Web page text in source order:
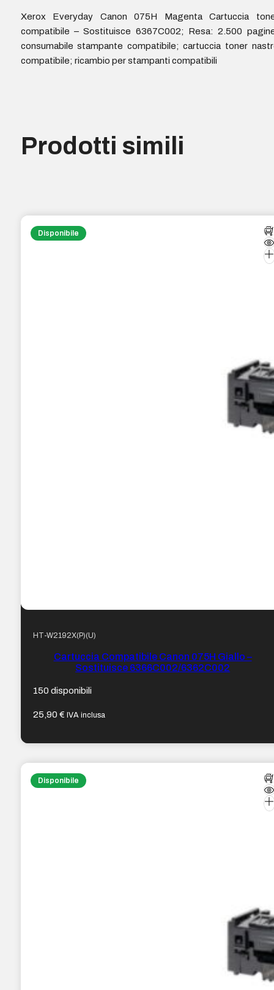
Xerox Everyday Canon 075H Magenta Cartuccia
compatibile – Sostituisce 6367C002; Resa: 2.500
consumabile stampante compatibile; cartuccia toner
compatibile; ricambio per stampanti compatibili
Prodotti simili
Disponibile
HT-W2192X(P)(U)
Cartuccia Compatibile Canon 075H Giallo –
Sostituisce 6366C002/6362C002
150 disponibili
25,90€ IVA inclusa
Disponibile